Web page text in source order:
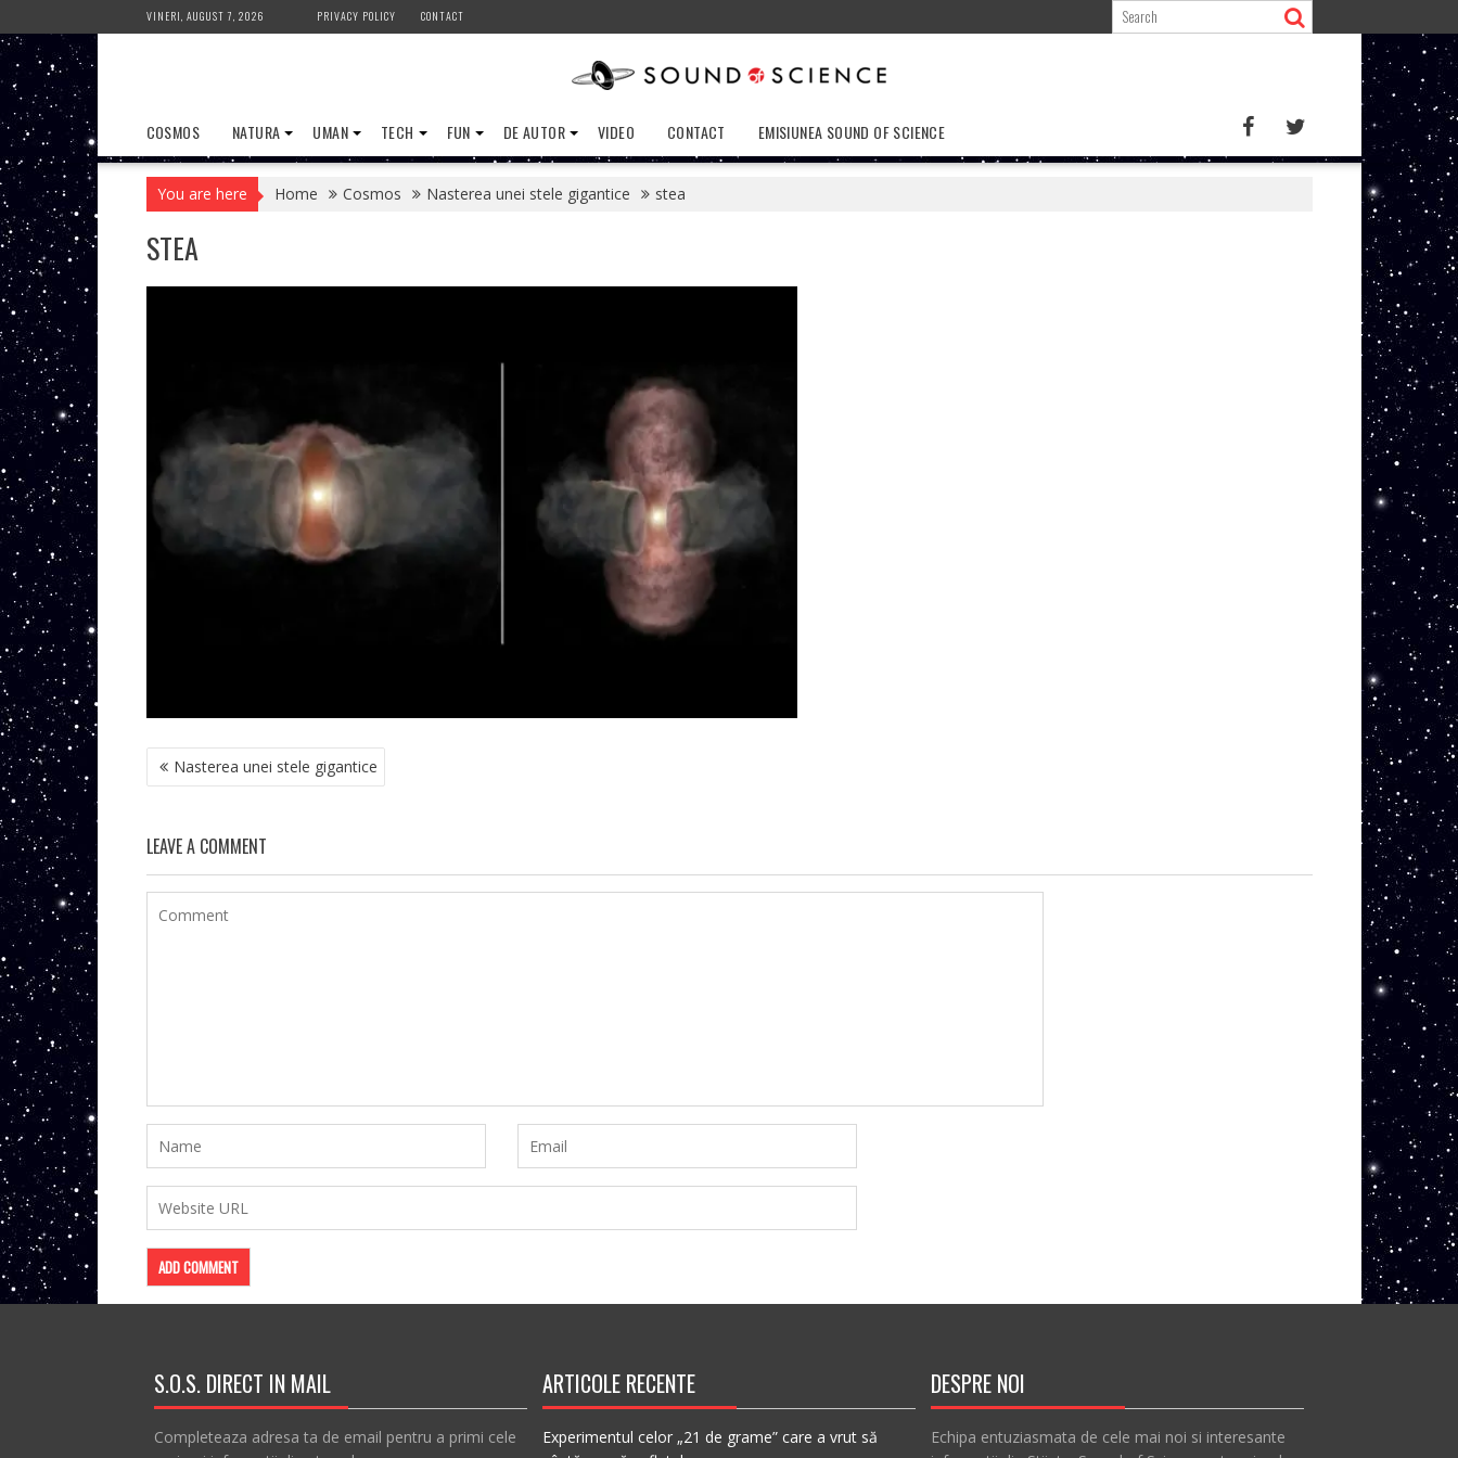
to
content
VINERI, AUGUST 7, 2026 PRIVACY POLICY CONTACT
COSMOS NATURA UMAN TECH FUN DE AUTOR VIDEO CONTACT EMISIUNEA SOUND OF SCIENCE
You are here Home Cosmos Nasterea unei stele gigantice stea
STEA
NAVIGARE
ÎN Nasterea unei stele gigantice
LEAVE A COMMENT
S.O.S. DIRECT IN MAIL
Completeaza adresa ta de email pentru a primi cele
ARTICOLE RECENTE
Experimentul celor „21 de grame” care a vrut să
DESPRE NOI
Echipa entuziasmata de cele mai noi si interesante